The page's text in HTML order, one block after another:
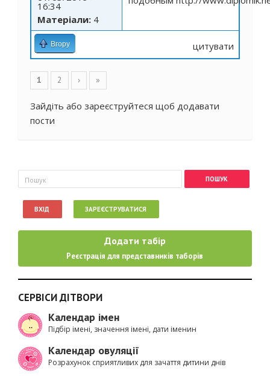
16:34
Матеріали: 4
Вгору цитувати
Сторінки
1 2 › »
Зайдіть або зареєструйтеся щоб додавати
пости
Пошукова форма
Пошук
ВХІД ЗАРЕЄСТРУВАТИСЯ
Додати табір
Реєстрація для представників таборів
СЕРВІСИ ДІТВОРИ
Календар імен
Підбір імені, значення імені, дати іменин
Календар овуляції
Розрахунок сприятливих для зачаття дитини днів